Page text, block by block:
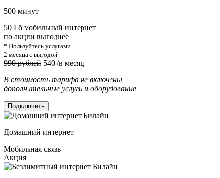
500 минут
50 Гб мобильный интернет
по акции выгоднее
* Пользуйтесь услугами
2 месяца с выгодой
990 рублей 540 /в месяц
В стоимость тарифа не включены
дополнительные услуги и оборудование
Подключить
Домашний интернет
Мобильная связь
Акция